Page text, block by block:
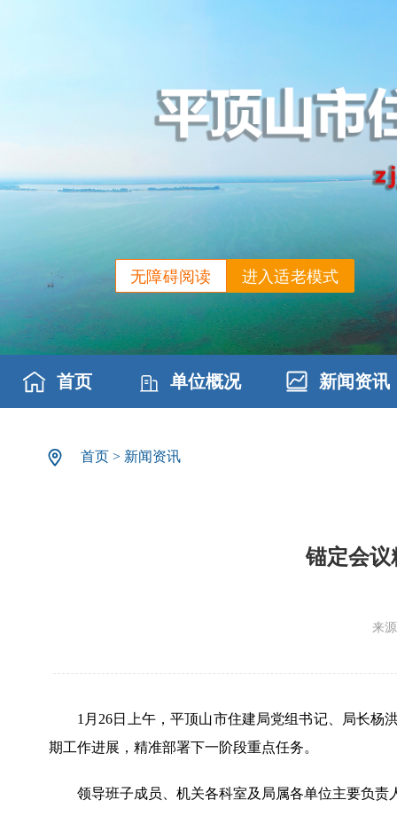
进入适老模式
无障碍阅读
首页 单位概况 新闻资讯
首页 > 新闻资讯
锚定会议
来
1月26日上午，平顶山市住建局党组书记、局长杨
期工作进展，精准部署下一阶段重点任务。
领导班子成员、机关各科室及局属各单位主要负责